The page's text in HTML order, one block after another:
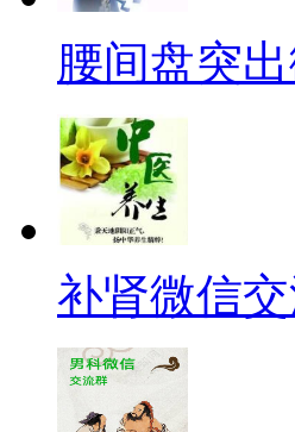
腰间盘突
补肾微信